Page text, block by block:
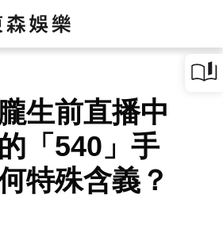
生前直播中
「540」手
特殊含義？